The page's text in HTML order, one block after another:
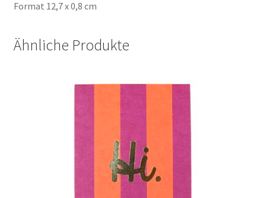
Format 12,7 x 0,8 cm
Ähnliche Produkte